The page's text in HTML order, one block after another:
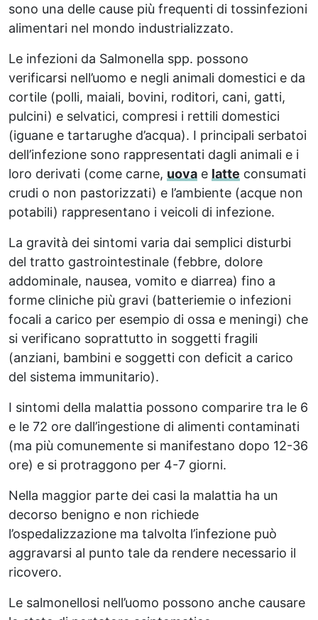
sono una delle cause più frequenti di tossinfezioni
alimentari nel mondo industrializzato.
Le infezioni da Salmonella spp. possono
verificarsi nell’uomo e negli animali domestici e da
cortile (polli, maiali, bovini, roditori, cani, gatti,
pulcini) e selvatici, compresi i rettili domestici
(iguane e tartarughe d’acqua). I principali serbatoi
dell’infezione sono rappresentati dagli animali e i
loro derivati (come carne, uova e latte consumati
crudi o non pastorizzati) e l’ambiente (acque non
potabili) rappresentano i veicoli di infezione.
La gravità dei sintomi varia dai semplici disturbi
del tratto gastrointestinale (febbre, dolore
addominale, nausea, vomito e diarrea) fino a
forme cliniche più gravi (batteriemie o infezioni
focali a carico per esempio di ossa e meningi) che
si verificano soprattutto in soggetti fragili
(anziani, bambini e soggetti con deficit a carico
del sistema immunitario).
I sintomi della malattia possono comparire tra le 6
e le 72 ore dall’ingestione di alimenti contaminati
(ma più comunemente si manifestano dopo 12-36
ore) e si protraggono per 4-7 giorni.
Nella maggior parte dei casi la malattia ha un
decorso benigno e non richiede
l’ospedalizzazione ma talvolta l’infezione può
aggravarsi al punto tale da rendere necessario il
ricovero.
Le salmonellosi nell’uomo possono anche causare